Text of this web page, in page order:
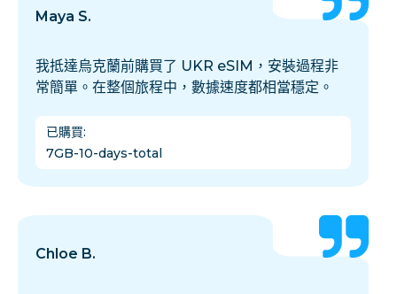
Maya S.
我抵達烏克蘭前購買了 UKR eSIM，安裝過程非
常簡單。在整個旅程中，數據速度都相當穩定。
已購買:
7GB-10-days-total
Chloe B.